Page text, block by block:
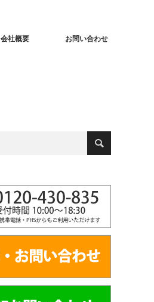
会社概要 お問い合わせ